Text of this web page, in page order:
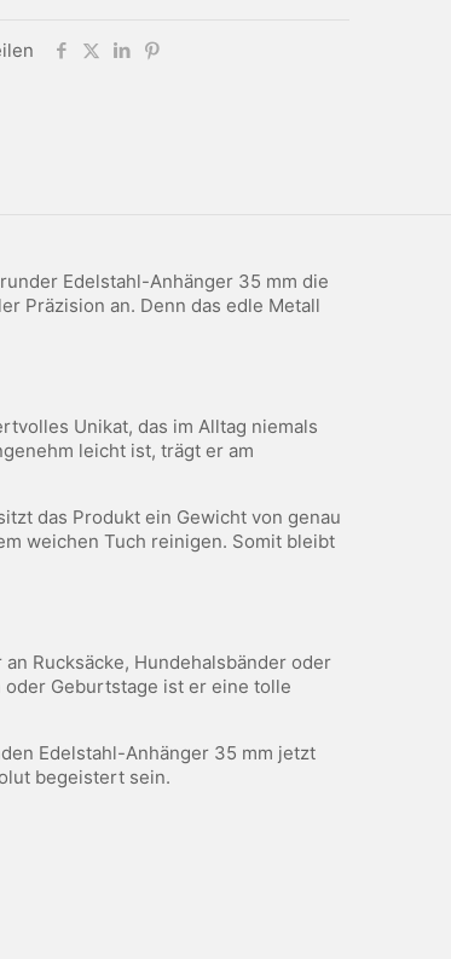
Edelstahl-Anhänger 35 mm die
Präzision an. Denn das edle Metall
Unikat, das im Alltag niemals
leicht ist, trägt er am
das Produkt ein Gewicht von genau
weichen Tuch reinigen. Somit bleibt
Rucksäcke, Hundehalsbänder oder
Geburtstage ist er eine tolle
Edelstahl-Anhänger 35 mm jetzt
begeistert sein.